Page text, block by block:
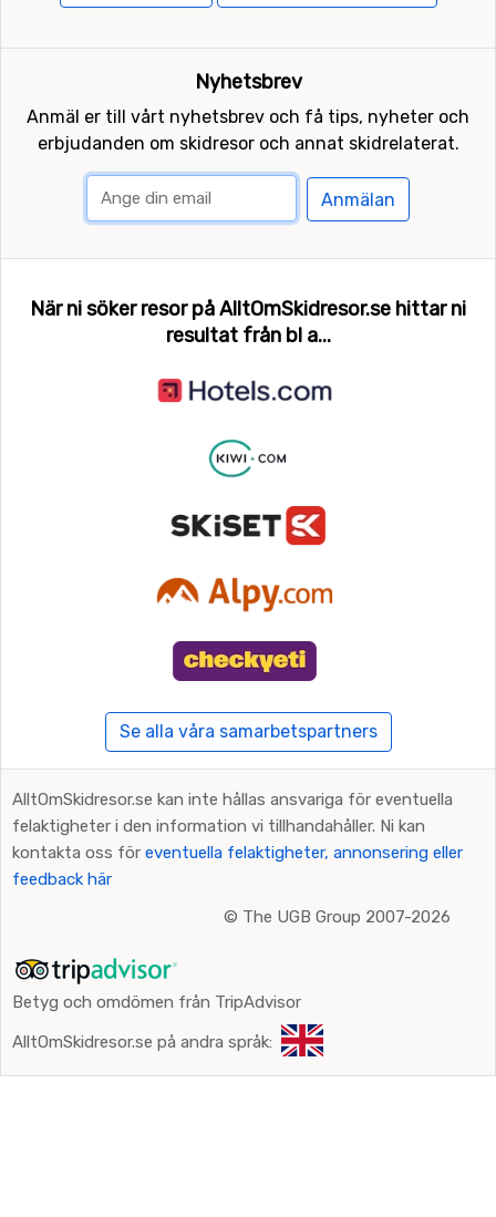
Nyhetsbrev
Anmäl er till vårt nyhetsbrev och få tips, nyheter och
erbjudanden om skidresor och annat skidrelaterat.
Anmälan
När ni söker resor på AlltOmSkidresor.se hittar ni
resultat från bl a...
Se alla våra samarbetspartners
AlltOmSkidresor.se kan inte hållas ansvariga för eventuella
felaktigheter i den information vi tillhandahåller. Ni kan
kontakta oss för eventuella felaktigheter, annonsering eller
feedback här
© The UGB Group 2007-2026
Betyg och omdömen från TripAdvisor
AlltOmSkidresor.se på andra språk: